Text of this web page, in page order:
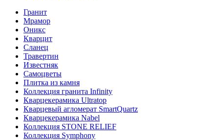
Гранит
Мрамор
Оникс
Кварцит
Сланец
Травертин
Известняк
Самоцветы
Плитка из камня
Коллекция гранита Infinity
Кварцекерамика Ultratop
Кварцевый агломерат SmartQuartz
Кварцекерамика Nabel
Коллекция STONE RELIEF
Коллекция Symphony